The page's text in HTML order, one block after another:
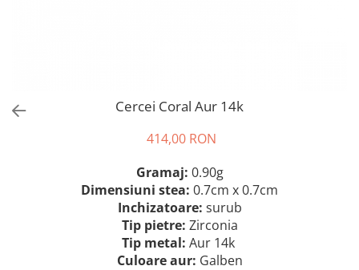
Cercei Coral Aur 14k
414,00 RON
Gramaj: 0.90g
Dimensiuni stea: 0.7cm x 0.7cm
Inchizatoare: surub
Tip pietre: Zirconia
Tip metal: Aur 14k
Culoare aur: Galben